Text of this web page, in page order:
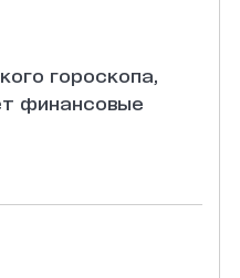
гороскопа,
финансовые